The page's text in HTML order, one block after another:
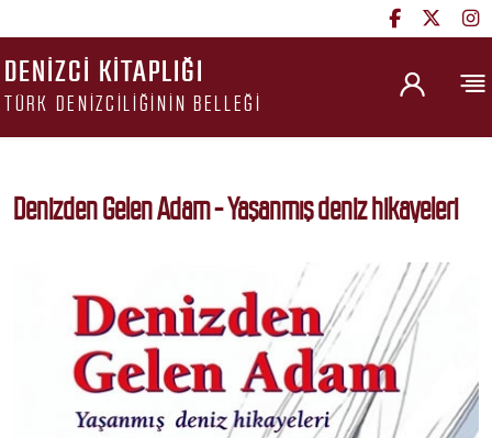
DENIZCI KITAPLIĞI
TÜRK DENIZCILIĞININ BELLEĞI
Denizden Gelen Adam - Yaşanmış deniz hikayeleri